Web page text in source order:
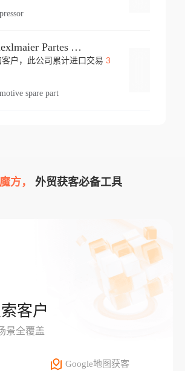
Dpm Draexlmaier Partes Automotrices Corr Ind Huejotzingo
户，此公司累计进口交易 3
spare part
方， 外贸获客必备工具
客户
景全覆盖
Google地图获客